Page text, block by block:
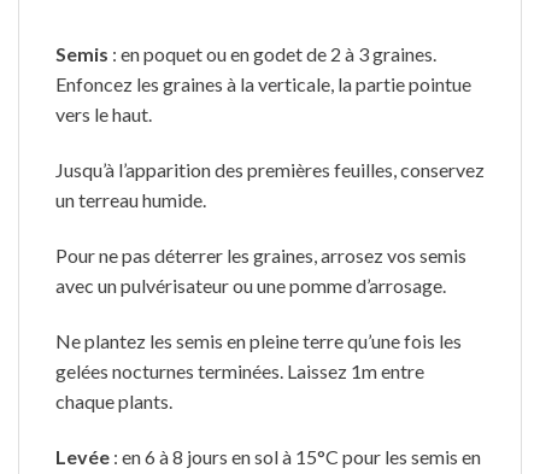
Semis : en poquet ou en godet de 2 à 3 graines.
Enfoncez les graines à la verticale, la partie pointue
vers le haut.
Jusqu’à l’apparition des premières feuilles, conservez
un terreau humide.
Pour ne pas déterrer les graines, arrosez vos semis
avec un pulvérisateur ou une pomme d’arrosage.
Ne plantez les semis en pleine terre qu’une fois les
gelées nocturnes terminées. Laissez 1m entre
chaque plants.
Levée : en 6 à 8 jours en sol à 15°C pour les semis en